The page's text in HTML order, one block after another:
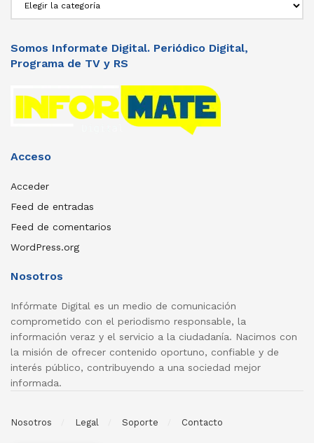
Somos Informate Digital. Periódico Digital,
Programa de TV y RS
Acceso
Acceder
Feed de entradas
Feed de comentarios
WordPress.org
Nosotros
Infórmate Digital es un medio de comunicación
comprometido con el periodismo responsable, la
información veraz y el servicio a la ciudadanía. Nacimos con
la misión de ofrecer contenido oportuno, confiable y de
interés público, contribuyendo a una sociedad mejor
informada.
Nosotros Legal Soporte Contacto